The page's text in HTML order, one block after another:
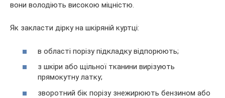
вони володіють високою міцністю.
Як закласти дірку на шкіряній куртці:
в області порізу підкладку відпорюють;
з шкіри або щільної тканини вирізують
прямокутну латку;
зворотний бік порізу знежирюють бензином або